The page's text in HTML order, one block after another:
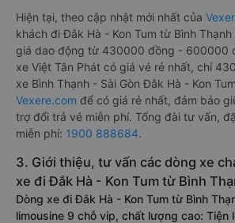
Hiện tại, theo cập nhật mới nhất của
khách đi Đắk Hà - Kon Tum từ Bình
giá dao động từ 430000 đồng - 600000
xe Việt Tân Phát có giá vé rẻ nhất, chỉ
xe Bình Thạnh - Sài Gòn Đắk Hà - Kon
Vexere.com để có giá rẻ nhất, đảm bảo
trợ đổi trả vé miễn phí. Tổng đài tư vấn,
miễn phí: 1900 888684.
3. Giới thiệu, tư vấn các dòng xe
xe đi Đắk Hà - Kon Tum từ Bình
Dòng xe đi Đắk Hà - Kon Tum từ Bình
limousine 9 chỗ vip, chất lượng cao: Tiện